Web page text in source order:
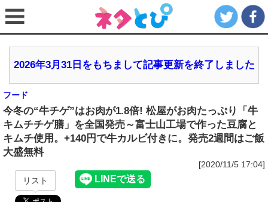
2026年3月31日をもちまして記事更新を終了しました
フード
今冬の“牛チゲ”はお肉が1.8倍! 松屋がお肉たっぷり「牛
キムチチゲ膳」を全国発売～富士山工場で作った豆腐と
キムチ使用。+140円で牛カルビ付きに。発売2週間はご飯
大盛無料
[2020/11/5 17:04]
リスト